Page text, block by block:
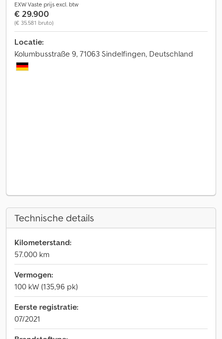
EXW Vaste prijs excl. btw
€ 29.900
(€ 35.581 bruto)
Locatie:
Kolumbusstraße 9, 71063 Sindelfingen, Deutschland
Technische details
Kilometerstand:
57.000 km
Vermogen:
100 kW (135,96 pk)
Eerste registratie:
07/2021